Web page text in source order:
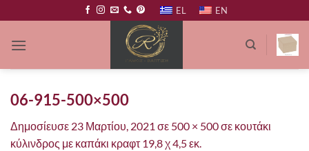
στο
περιεχόμενο
EL EN
06-915-500×500
Δημοσίευσε 23 Μαρτίου, 2021 σε 500 × 500σε κουτάκι
κύλινδρος με καπάκι κραφτ 19,8 χ 4,5 εκ.